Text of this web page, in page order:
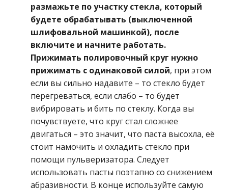
размажьте по участку стекла, который
будете обрабатывать (выключенной
шлифовальной машинкой), после
включите и начните работать.
Прижимать полировочный круг нужно
прижимать с одинаковой силой, при этом
если вы сильно надавите – то стекло будет
перегреваться, если слабо – то будет
вибрировать и бить по стеклу. Когда вы
почувствуете, что круг стал сложнее
двигаться – это значит, что паста высохла, её
стоит намочить и охладить стекло при
помощи пульверизатора. Следует
использовать пасты поэтапно со снижением
абразивности. В конце используйте самую